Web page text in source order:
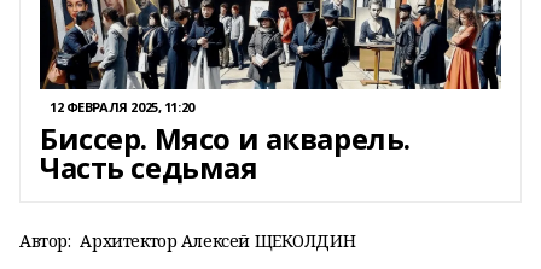
12 ФЕВРАЛЯ 2025, 11:20
Биссер. Мясо и акварель.
Часть седьмая
Автор: Архитектор Алексей ЩЕКОЛДИН